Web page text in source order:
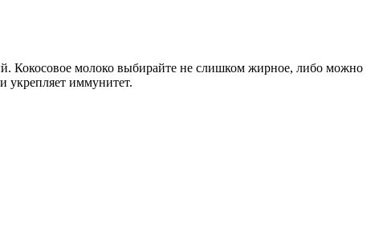
Кокосовое молоко выбирайте не слишком жирное, либо можно
укрепляет иммунитет.